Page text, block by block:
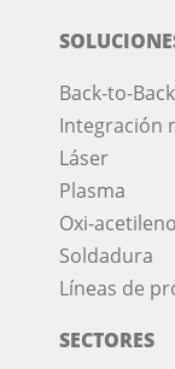
Back-to-Back
Integración
Láser
Plasma
Oxi-acetileno
Soldadura
Líneas de
SECTORES